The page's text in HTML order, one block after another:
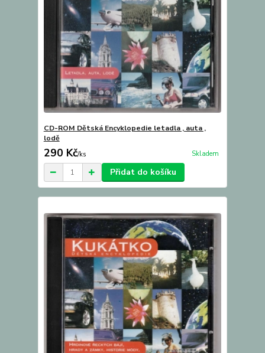
CD-ROM Dětská Encyklopedie letadla , auta ,
lodě
290 Kč/ks Skladem
Přidat do košíku